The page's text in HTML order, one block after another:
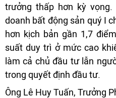
trưởng thấp hơn kỳ
doanh bất động sản quý I
hơn kịch bản gần 1,7
suất duy trì ở mức cao
làm cả chủ đầu tư lẫn
trong quyết định đầu tư.
Ông Lê Huy Tuấn, Trưởng